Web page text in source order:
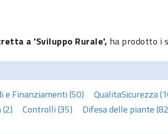
a 'Sviluppo Rurale', ha prodotto i
e Finanziamenti (50) QualitaSicurezza
Controlli (35) Difesa delle piante